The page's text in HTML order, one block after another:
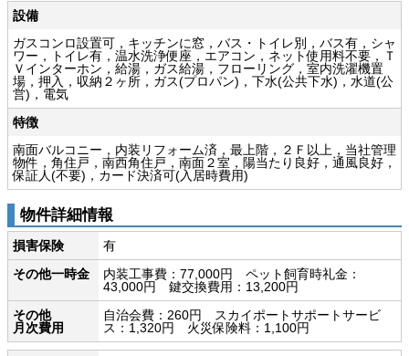
設備
ガスコンロ設置可，キッチンに窓，バス・トイレ別，バス有，シャ
ワー，トイレ有，温水洗浄便座，エアコン，ネット使用料不要，Ｔ
Ｖインターホン，給湯，ガス給湯，フローリング，室内洗濯機置
場，押入，収納２ヶ所，ガス(プロパン)，下水(公共下水)，水道(公
営)，電気
特徴
南面バルコニー，内装リフォーム済，最上階，２Ｆ以上，当社管理
物件，角住戸，南西角住戸，南面２室，陽当たり良好，通風良好，
保証人(不要)，カード決済可(入居時費用)
物件詳細情報
損害保険
有
その他一時金
内装工事費：77,000円 ペット飼育時礼金：
43,000円 鍵交換費用：13,200円
その他
月次費用
自治会費：260円 スカイポートサポートサービ
ス：1,320円 火災保険料：1,100円